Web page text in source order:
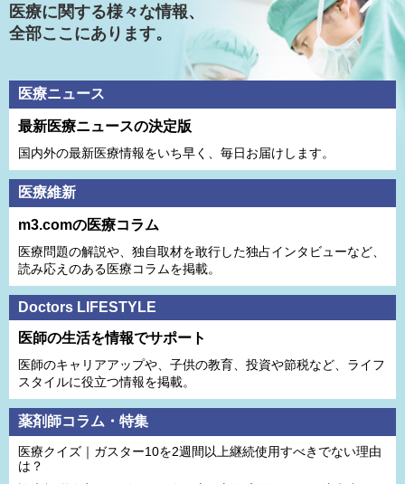
医療に関する様々な情報、
全部ここにあります。
医療ニュース
最新医療ニュースの決定版
国内外の最新医療情報をいち早く、毎日お届けします。
医療維新
m3.comの医療コラム
医療問題の解説や、独⾃取材を敢⾏した独占インタビューなど、
読み応えのある医療コラムを掲載。
Doctors LIFESTYLE
医師の生活を情報でサポート
医師のキャリアアップや、子供の教育、投資や節税など、ライフ
スタイルに役立つ情報を掲載。
薬剤師コラム・特集
医療クイズ｜ガスター10を2週間以上継続使用すべきでない理由
は？